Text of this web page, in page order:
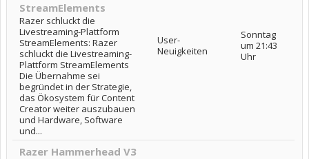
StreamElements
Razer schluckt die
Livestreaming-Plattform
StreamElements: Razer
schluckt die Livestreaming-
Plattform StreamElements
Die Übernahme sei
begründet in der Strategie,
das Ökosystem für Content
Creator weiter auszubauen
und Hardware, Software
und...
User-
Neuigkeiten
Sonntag
um 21:43
Uhr
Razer Hammerhead V3